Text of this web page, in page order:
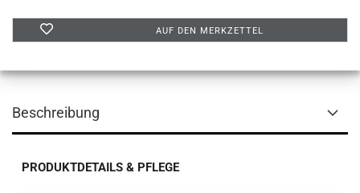
AUF DEN MERKZETTEL
Beschreibung
PRODUKTDETAILS & PFLEGE